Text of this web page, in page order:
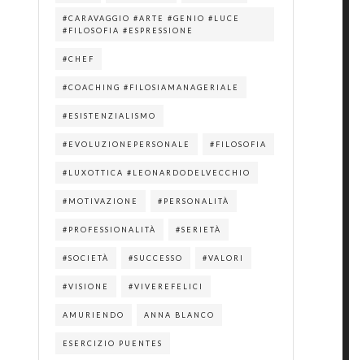
#CARAVAGGIO #ARTE #GENIO #LUCE
#FILOSOFIA #ESPRESSIONE
#CHEF
#COACHING #FILOSIAMANAGERIALE
#ESISTENZIALISMO
#EVOLUZIONEPERSONALE #FILOSOFIA
#LUXOTTICA #LEONARDODELVECCHIO
#MOTIVAZIONE #PERSONALITÀ
#PROFESSIONALITÀ #SERIETÀ
#SOCIETÀ #SUCCESSO #VALORI
#VISIONE #VIVEREFELICI
AMURIENDO ANNA BLANCO
ESERCIZIO PUENTES